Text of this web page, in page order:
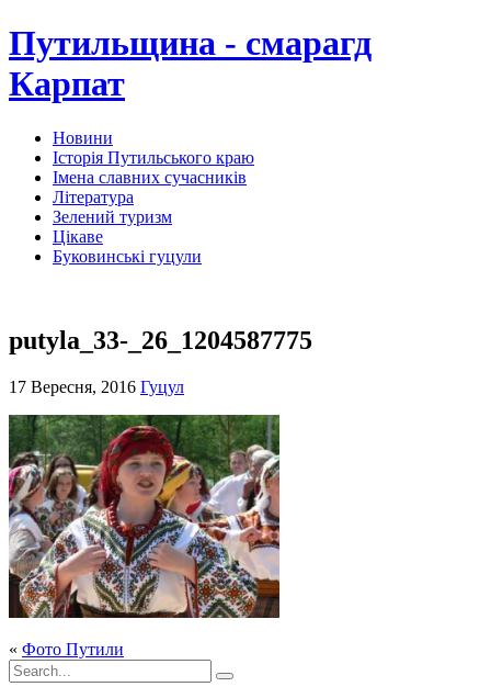
Путильщина - смарагд
Карпат
Новини
Історія Путильського краю
Імена славних сучасників
Література
Зелений туризм
Цікаве
Буковинські гуцули
putyla_33-_26_1204587775
17 Вересня, 2016 Гуцул
« Фото Путили